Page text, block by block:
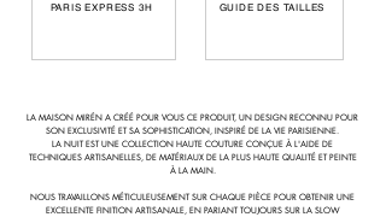
· Box FSC Certified
Included - Delivery Time in Paris - 3 Hours
PARIS EXPRESS 3H GUIDE DES TAILLES
LA MAISON MIRÉN A CRÉÉ POUR VOUS CE PRODUIT, UN DESIGN RECONNU POUR
SON EXCLUSIVITÉ ET SA SOPHISTICATION, INSPIRÉ DE LA VIE PARISIENNE.
LA NUIT EST UNE COLLECTION HAUTE COUTURE CONÇUE À L'AIDE DE
TECHNIQUES ARTISANELLES, DE MATÉRIAUX DE LA PLUS HAUTE QUALITÉ ET PEINTE
À LA MAIN.
NOUS TRAVAILLONS MÉTICULEUSEMENT SUR CHAQUE PIÈCE POUR OBTENIR UNE
EXCELLENTE FINITION ARTISANALE, EN PARIANT TOUJOURS SUR LA SLOW